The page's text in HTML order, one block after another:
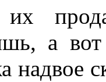
а
надвое